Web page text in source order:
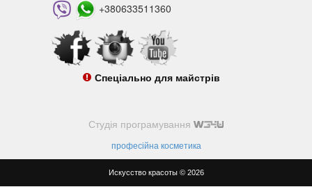
+380633511360
Спеціально для майстрів
Студія програмування
професійна косметика
Искусство красоты © 2026